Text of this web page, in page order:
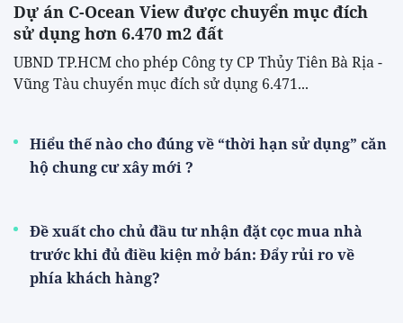
Dự án C-Ocean View được chuyển mục đích
sử dụng hơn 6.470 m2 đất
UBND TP.HCM cho phép Công ty CP Thủy Tiên Bà Rịa -
Vũng Tàu chuyển mục đích sử dụng 6.471...
Hiểu thế nào cho đúng về “thời hạn sử dụng” căn
hộ chung cư xây mới ?
Đề xuất cho chủ đầu tư nhận đặt cọc mua nhà
trước khi đủ điều kiện mở bán: Đẩy rủi ro về
phía khách hàng?